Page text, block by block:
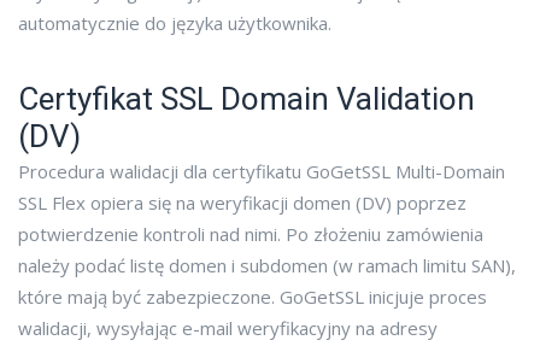
automatycznie do języka użytkownika.
Certyfikat SSL Domain Validation
(DV)
Procedura walidacji dla certyfikatu GoGetSSL Multi-Domain
SSL Flex opiera się na weryfikacji domen (DV) poprzez
potwierdzenie kontroli nad nimi. Po złożeniu zamówienia
należy podać listę domen i subdomen (w ramach limitu SAN),
które mają być zabezpieczone. GoGetSSL inicjuje proces
walidacji, wysyłając e-mail weryfikacyjny na adresy